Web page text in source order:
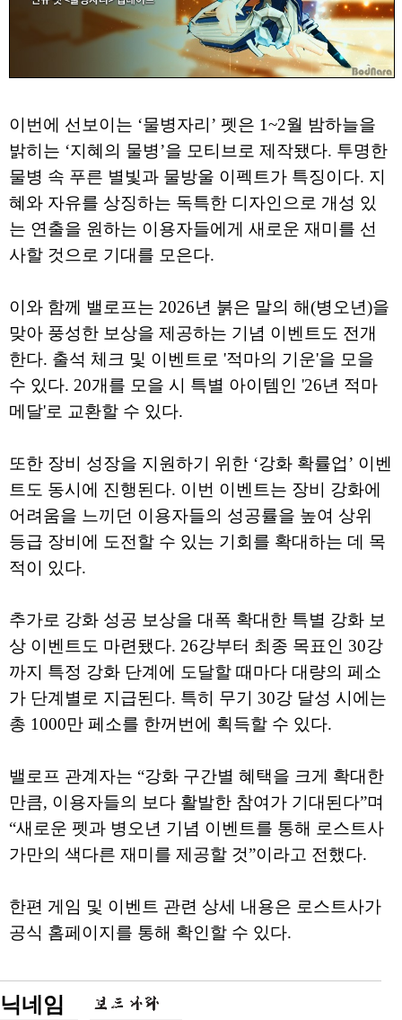
이번에 선보이는 ‘물병자리’ 펫은 1~2월 밤하늘을
밝히는 ‘지혜의 물병’을 모티브로 제작됐다. 투명한
물병 속 푸른 별빛과 물방울 이펙트가 특징이다. 지
혜와 자유를 상징하는 독특한 디자인으로 개성 있
는 연출을 원하는 이용자들에게 새로운 재미를 선
사할 것으로 기대를 모은다.
이와 함께 밸로프는 2026년 붉은 말의 해(병오년)을
맞아 풍성한 보상을 제공하는 기념 이벤트도 전개
한다. 출석 체크 및 이벤트로 '적마의 기운'을 모을
수 있다. 20개를 모을 시 특별 아이템인 '26년 적마
메달'로 교환할 수 있다.
또한 장비 성장을 지원하기 위한 ‘강화 확률업’ 이벤
트도 동시에 진행된다. 이번 이벤트는 장비 강화에
어려움을 느끼던 이용자들의 성공률을 높여 상위
등급 장비에 도전할 수 있는 기회를 확대하는 데 목
적이 있다.
추가로 강화 성공 보상을 대폭 확대한 특별 강화 보
상 이벤트도 마련됐다. 26강부터 최종 목표인 30강
까지 특정 강화 단계에 도달할 때마다 대량의 페소
가 단계별로 지급된다. 특히 무기 30강 달성 시에는
총 1000만 페소를 한꺼번에 획득할 수 있다.
밸로프 관계자는 “강화 구간별 혜택을 크게 확대한
만큼, 이용자들의 보다 활발한 참여가 기대된다”며
“새로운 펫과 병오년 기념 이벤트를 통해 로스트사
가만의 색다른 재미를 제공할 것”이라고 전했다.
한편 게임 및 이벤트 관련 상세 내용은 로스트사가
공식 홈페이지를 통해 확인할 수 있다.
닉네임